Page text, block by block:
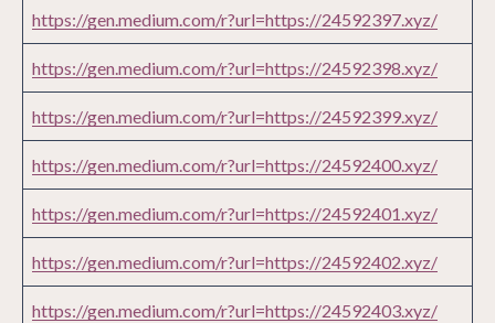
https://gen.medium.com/r?url=https://24592397.xyz/
https://gen.medium.com/r?url=https://24592398.xyz/
https://gen.medium.com/r?url=https://24592399.xyz/
https://gen.medium.com/r?url=https://24592400.xyz/
https://gen.medium.com/r?url=https://24592401.xyz/
https://gen.medium.com/r?url=https://24592402.xyz/
https://gen.medium.com/r?url=https://24592403.xyz/